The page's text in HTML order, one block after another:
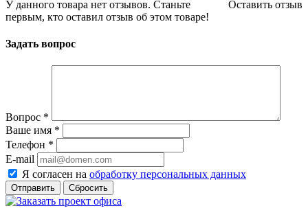
Оставить отзыв
У данного товара нет отзывов. Станьте
первым, кто оставил отзыв об этом товаре!
Задать вопрос
Вопрос *
Ваше имя *
Телефон *
E-mail
Я согласен на обработку персональных данных
Сбросить